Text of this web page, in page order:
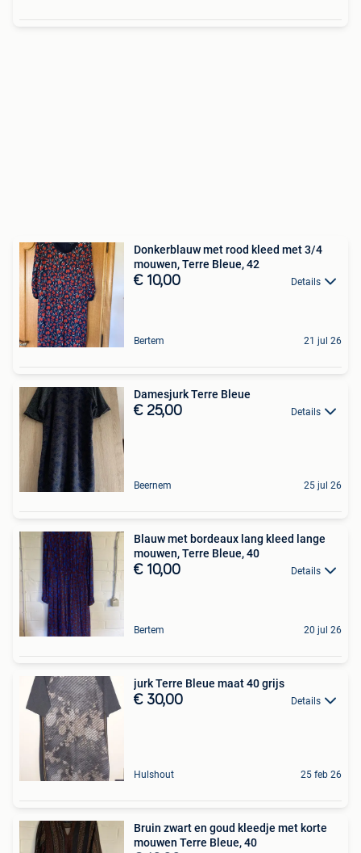
Donkerblauw met rood kleed met 3/4
mouwen, Terre Bleue, 42
€ 10,00 Details
Bertem 21 jul 26
Damesjurk Terre Bleue
€ 25,00 Details
Beernem 25 jul 26
Blauw met bordeaux lang kleed lange
mouwen, Terre Bleue, 40
€ 10,00 Details
Bertem 20 jul 26
jurk Terre Bleue maat 40 grijs
€ 30,00 Details
Hulshout 25 feb 26
Bruin zwart en goud kleedje met korte
mouwen Terre Bleue, 40